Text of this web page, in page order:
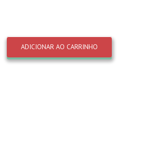
ADICIONAR AO CARRINHO